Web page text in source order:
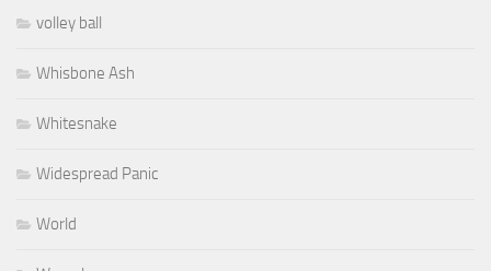
volley ball
Whisbone Ash
Whitesnake
Widespread Panic
World